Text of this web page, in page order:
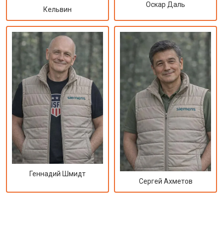
Кельвин
Оскар Даль
Геннадий Шмидт
Сергей Ахметов